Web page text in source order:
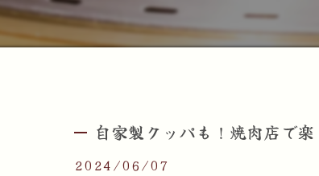
自家製クッパも！焼肉店で
2024/06/07